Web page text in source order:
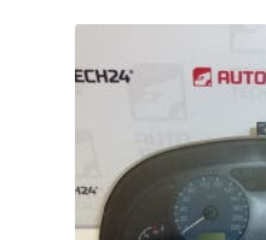
nieuwste